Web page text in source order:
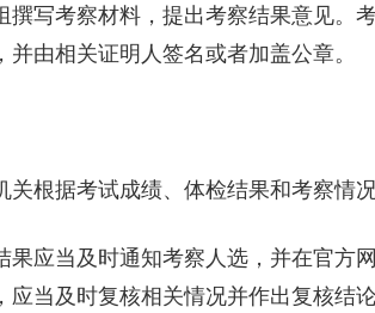
撰写考察材料，提出考察结果意见。
由相关证明人签名或者加盖公章。
关根据考试成绩、体检结果和考察情
果应当及时通知考察人选，并在官方
当及时复核相关情况并作出复核结论